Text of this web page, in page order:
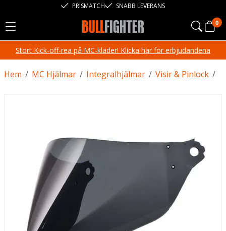
PRISMATCH SNABB LEVERANS
0
Stort Kick-off-rea på MC-kläder! Klicka här för erbjudandena
/
Hem /
MC Hjälmar /
Integralhjälmar /
Visir & Pinlock